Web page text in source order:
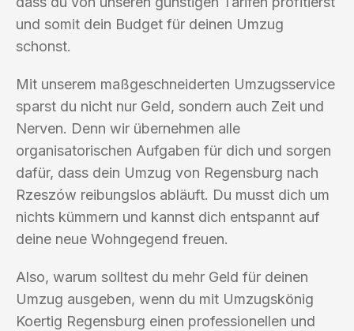
und somit dein Budget für deinen Umzug
schonst.
Mit unserem maßgeschneiderten Umzugsservice
sparst du nicht nur Geld, sondern auch Zeit und
Nerven. Denn wir übernehmen alle
organisatorischen Aufgaben für dich und sorgen
dafür, dass dein Umzug von Regensburg nach
Rzeszów reibungslos abläuft. Du musst dich um
nichts kümmern und kannst dich entspannt auf
deine neue Wohngegend freuen.
Also, warum solltest du mehr Geld für deinen
Umzug ausgeben, wenn du mit Umzugskönig
Koertig Regensburg einen professionellen und